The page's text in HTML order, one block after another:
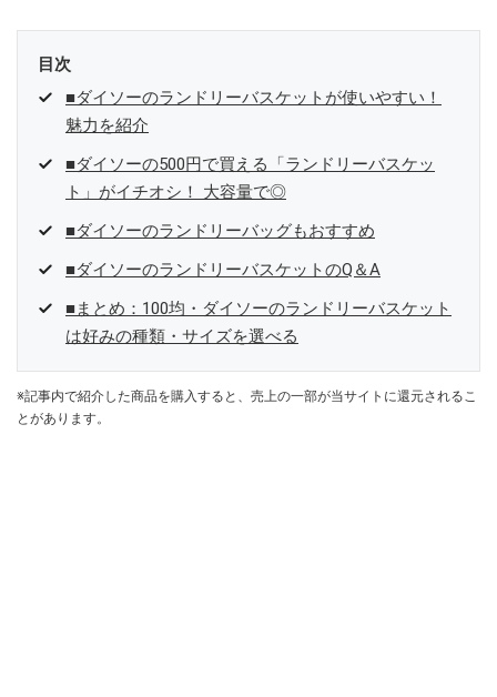
目次
■ダイソーのランドリーバスケットが使いやすい！
魅力を紹介
■ダイソーの500円で買える「ランドリーバスケッ
ト」がイチオシ！ 大容量で◎
■ダイソーのランドリーバッグもおすすめ
■ダイソーのランドリーバスケットのQ＆A
■まとめ：100均・ダイソーのランドリーバスケット
は好みの種類・サイズを選べる
※記事内で紹介した商品を購入すると、売上の一部が当サイトに還元されるこ
とがあります。